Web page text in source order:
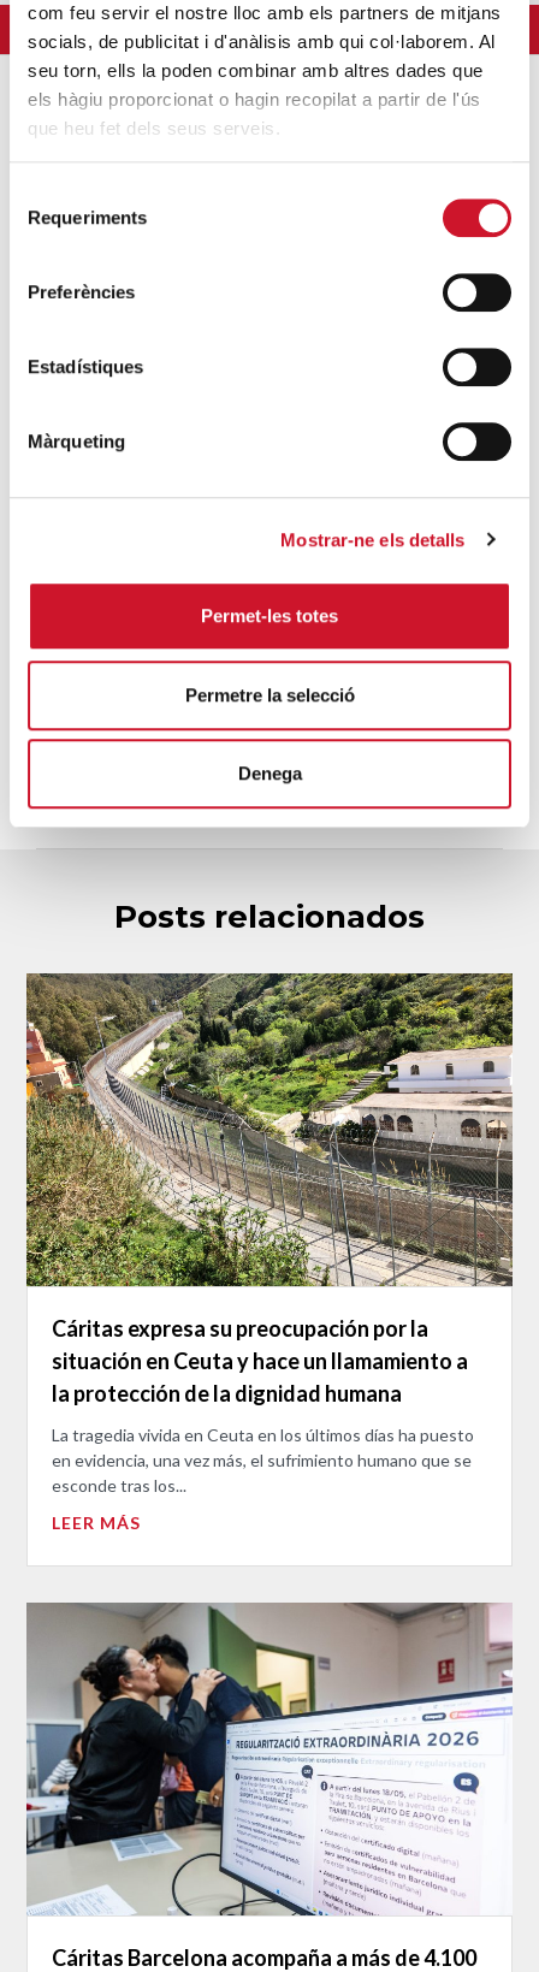
com feu servir el nostre lloc amb els partners de mitjans
socials, de publicitat i d'anàlisis amb qui col·laborem. Al
seu torn, ells la poden combinar amb altres dades que
els hàgiu proporcionat o hagin recopilat a partir de l'ús
que heu fet dels seus serveis.
Requeriments
Preferències
Estadístiques
Màrqueting
Mostrar-ne els detalls
Permet-les totes
Permetre la selecció
Denega
HAZTE VOLUNTARIO
Implícate y vive la solidaridad en
primera persona.
ENTRAR
Posts relacionados
Cáritas expresa su preocupación por la
situación en Ceuta y hace un llamamiento a
la protección de la dignidad humana
La tragedia vivida en Ceuta en los últimos días ha puesto
en evidencia, una vez más, el sufrimiento humano que se
esconde tras los...
LEER MÁS
Cáritas Barcelona acompaña a más de 4.100